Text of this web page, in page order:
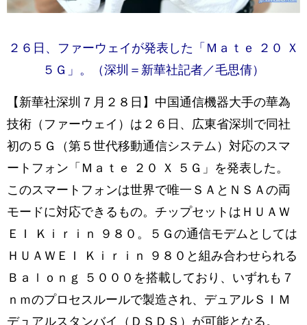
２６日、ファーウェイが発表した「Ｍａｔｅ ２０ Ｘ
５Ｇ」。（深圳＝新華社記者／毛思倩）
【新華社深圳７月２８日】中国通信機器大手の華為
技術（ファーウェイ）は２６日、広東省深圳で同社
初の５Ｇ（第５世代移動通信システム）対応のスマ
ートフォン「Ｍａｔｅ ２０ Ｘ ５Ｇ」を発表した。
このスマートフォンは世界で唯一ＳＡとＮＳＡの両
モードに対応できるもの。チップセットはＨＵＡＷ
ＥＩ Ｋｉｒｉｎ ９８０。５Ｇの通信モデムとしては
ＨＵＡＷＥＩ Ｋｉｒｉｎ ９８０と組み合わせられる
Ｂａｌｏｎｇ ５０００を搭載しており、いずれも７
ｎｍのプロセスルールで製造され、デュアルＳＩＭ
デュアルスタンバイ（ＤＳＤＳ）が可能となる。